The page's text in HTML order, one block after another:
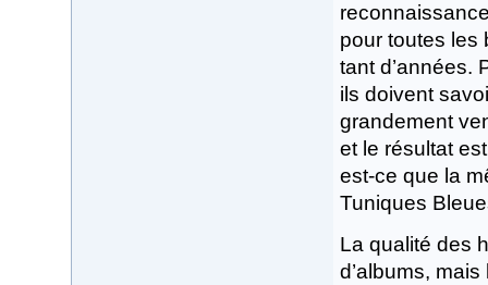
pour toutes les
tant d’années.
ils doivent
grandement
et le résultat
est-ce que la
Tuniques
La qualité des
d’albums,